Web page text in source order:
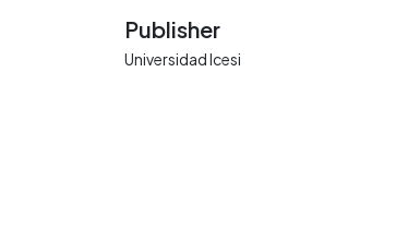
Publisher
Universidad Icesi